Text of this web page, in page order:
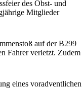
des Obst- und
Mitglieder
auf der B299
Fahrer verletzt. Zudem
eines voradventlichen